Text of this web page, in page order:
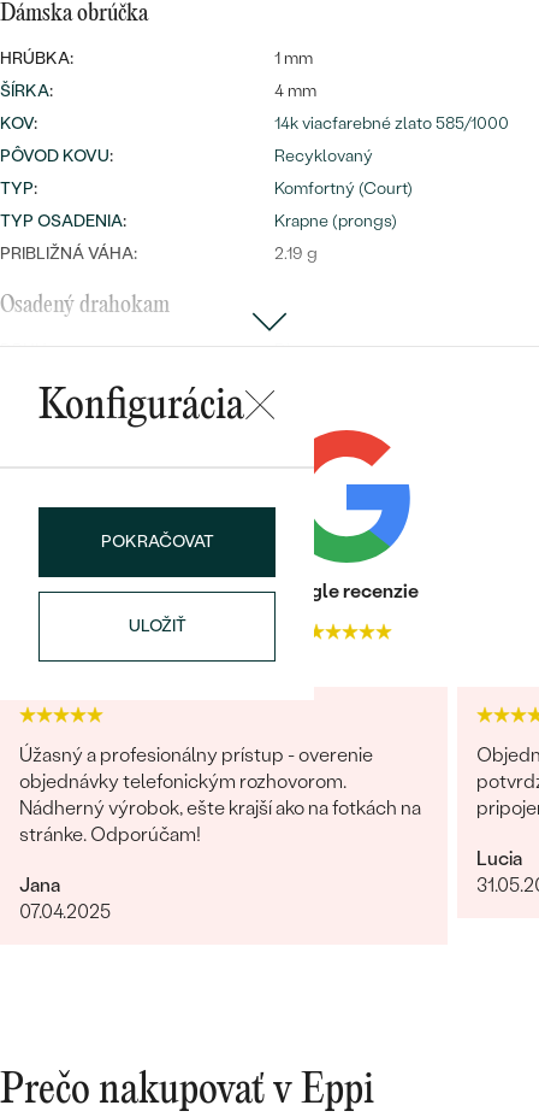
Dámska obrúčka
HRÚBKA:
1 mm
ŠÍRKA:
4 mm
KOV:
14k viacfarebné zlato 585/1000
PÔVOD KOVU:
Recyklovaný
TYP:
Komfortný (Court)
TYP OSADENIA:
Krapne (prongs)
PRIBLIŽNÁ VÁHA:
2.19 g
Osadený drahokam
DRUH:
Diamant
POČET:
KARÁTOVÁ VÁHA:
2 x 1.5 mm (0.015 ct) a 2 x 1.25 mm
(0.009ct)
ČISTOTA:
SI
Prírodný
Konfigurácia
POKRAČOVAT
ULOŽIŤ
Heuréka recenzie
4.9
Google recenzie
Úžasný a profesionálny prístup - overenie
objednávky telefonickým rozhovorom.
Nádherný výrobok, ešte krajší ako na fotkách na
stránke. Odporúčam!
Jana
07.04.2025
Lucia
Prečo nakupovať v Eppi